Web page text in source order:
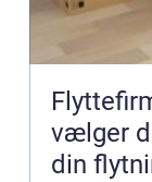
vælger
din